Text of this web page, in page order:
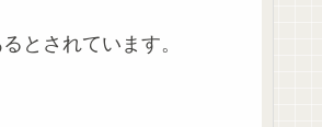
とされています。